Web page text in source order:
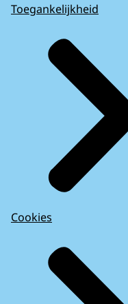
Toegankelijkheid
Cookies